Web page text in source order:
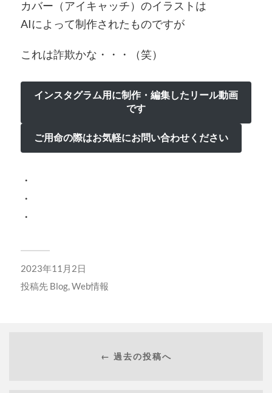
カバー（アイキャッチ）のイラストは
AIによって制作されたものですが
これは詐欺かな・・・（笑）
インスタグラム用に制作・編集したリール動画
です
ご用命の際はお気軽にお問い合わせください
・
・
・
2023年11月2日
投稿先 Blog,Web情報
← 過去の投稿へ